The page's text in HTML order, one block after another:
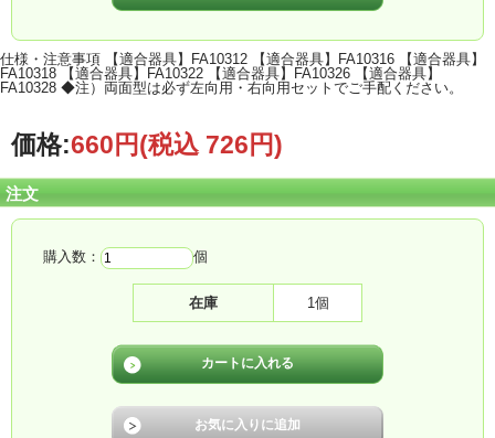
仕様・注意事項 【適合器具】FA10312 【適合器具】FA10316 【適合器具】
FA10318 【適合器具】FA10322 【適合器具】FA10326 【適合器具】
FA10328 ◆注）両面型は必ず左向用・右向用セットでご手配ください。
価格:660円(税込 726円)
注文
購入数： 個
在庫 1個